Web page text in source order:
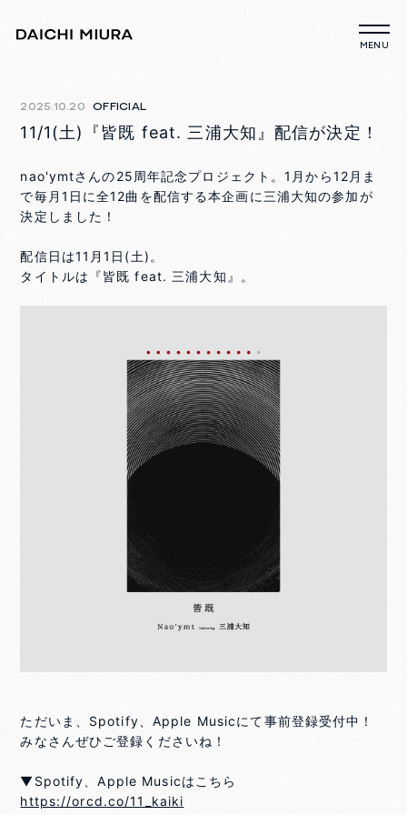
2025.10.20 OFFICIAL
11/1(土)『皆既 feat. 三浦大知』配信が決定！
nao'ymtさんの25周年記念プロジェクト。1月から12月ま
で毎月1日に全12曲を配信する本企画に三浦大知の参加が
決定しました！
配信日は11月1日(土)。
タイトルは『皆既 feat. 三浦大知』。
ただいま、Spotify、Apple Musicにて事前登録受付中！
みなさんぜひご登録くださいね！
▼Spotify、Apple Musicはこちら
https://orcd.co/11_kaiki